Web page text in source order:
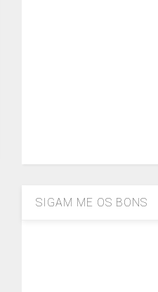
SIGAM ME OS BONS